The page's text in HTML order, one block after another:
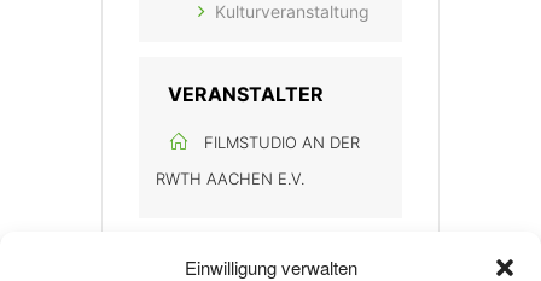
Einwilligung verwalten
Kulturveranstaltung
VERANSTALTER
FILMSTUDIO AN DER
RWTH AACHEN E.V.